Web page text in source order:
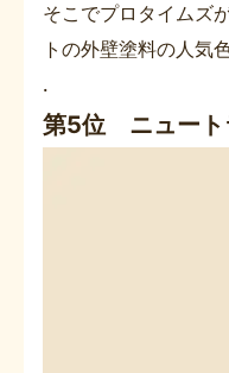
そこでプロタイムズ
トの外壁塗料の人気
.
第5位 ニュート